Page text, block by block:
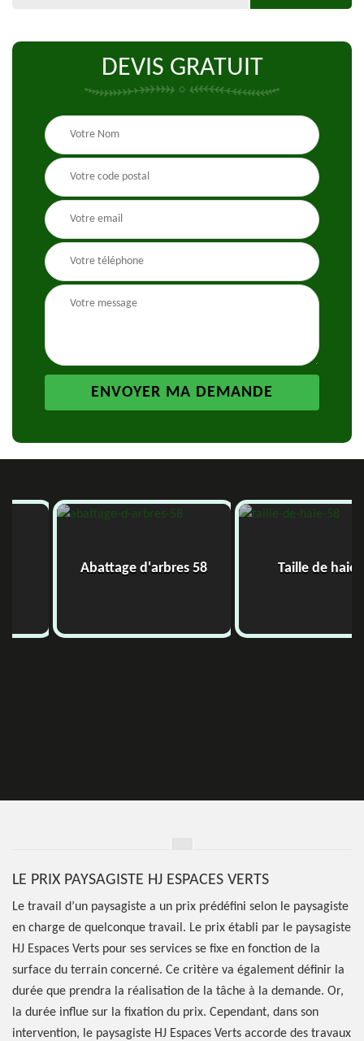
DEVIS GRATUIT
Abattage d'arbres 58 Taille de haie
LE PRIX PAYSAGISTE HJ ESPACES VERTS
Le travail d’un paysagiste a un prix prédéfini selon le paysagiste
en charge de quelconque travail. Le prix établi par le paysagiste
HJ Espaces Verts pour ses services se fixe en fonction de la
surface du terrain concerné. Ce critère va également définir la
durée que prendra la réalisation de la tâche à la demande. Or,
la durée influe sur la fixation du prix. Cependant, dans son
intervention, le paysagiste HJ Espaces Verts accorde des travaux